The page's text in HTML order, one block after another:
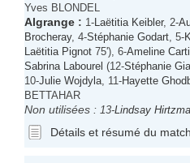
Yves BLONDEL
Algrange : 1- Laëtitia Keibler, 2-
Brocheray, 4-Stéphanie Godart , 5-
Laëtitia Pignot 75'), 6-Ameline
Sabrina Labourel (12-Stéphanie
10-Julie Wojdyla , 11-Hayette
BETTAHAR
Non utilisées : 13-Lindsay
Détails et résumé du match